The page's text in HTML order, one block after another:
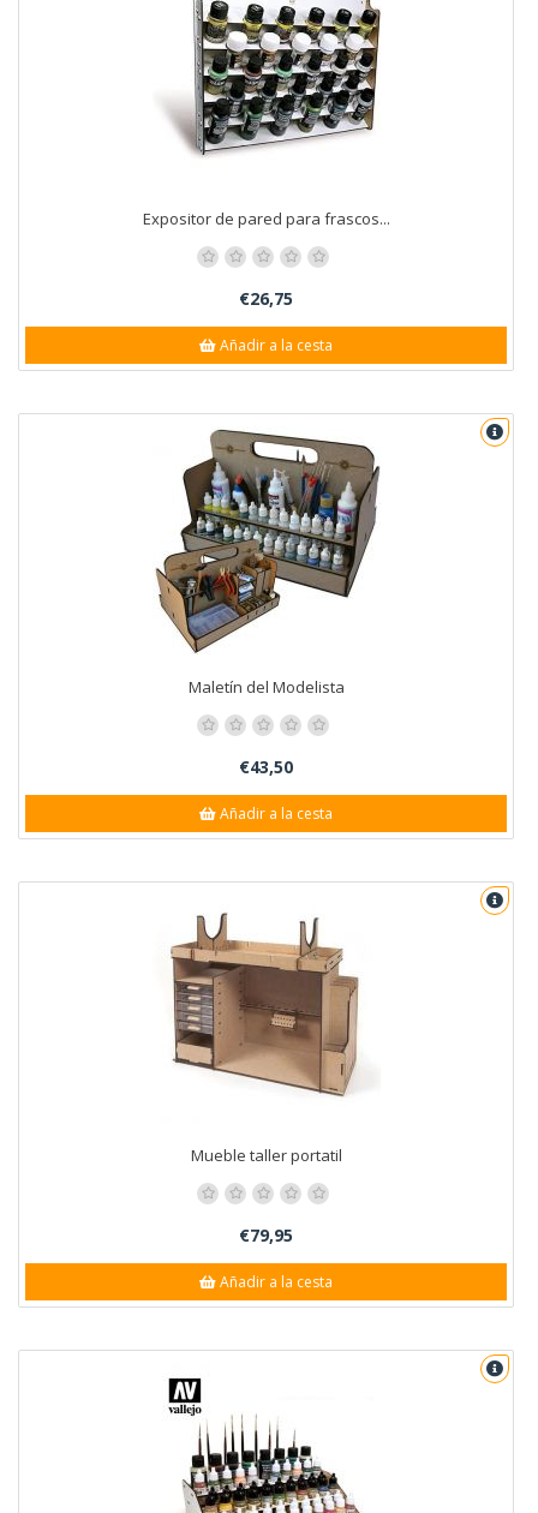
Expositor de pared para frascos...
€26,75
Añadir a la cesta
Maletín del Modelista
€43,50
Añadir a la cesta
Mueble taller portatil
€79,95
Añadir a la cesta